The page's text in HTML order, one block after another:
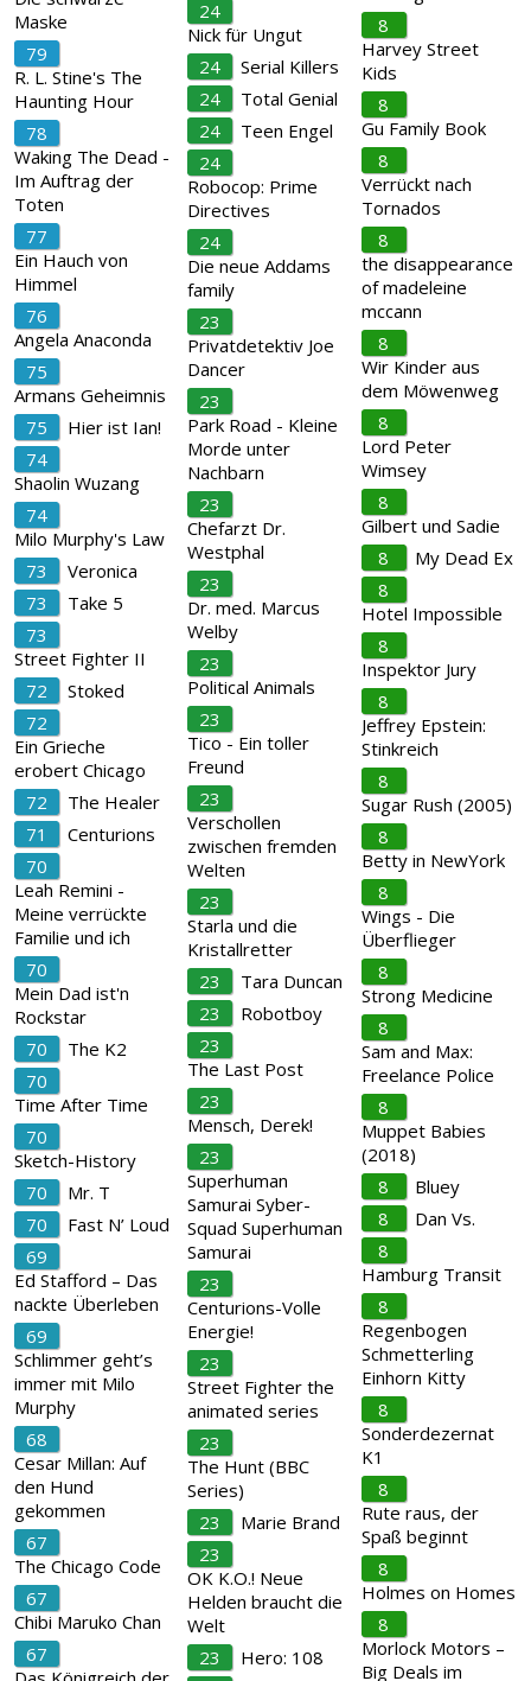
Maske
79
R. L. Stine's The
Haunting Hour
78
Waking The Dead -
Im Auftrag der
Toten
77
Ein Hauch von
Himmel
76
Angela Anaconda
75
Armans Geheimnis
75
Hier ist Ian!
74
Shaolin Wuzang
74
Milo Murphy's Law
73
Veronica
73
Take 5
73
Street Fighter II
72
Stoked
72
Ein Grieche
erobert Chicago
72
The Healer
71
Centurions
70
Leah Remini -
Meine verrückte
Familie und ich
70
Mein Dad ist'n
Rockstar
70
The K2
70
Time After Time
70
Sketch-History
70
Mr. T
70
Fast N’ Loud
69
Ed Stafford – Das
nackte Überleben
69
Schlimmer geht’s
immer mit Milo
Murphy
68
Cesar Millan: Auf
den Hund
gekommen
67
The Chicago Code
67
Chibi Maruko Chan
67
24
Nick für Ungut
24
Serial Killers
24
Total Genial
24
Teen Engel
24
Robocop: Prime
Directives
24
Die neue Addams
family
23
Privatdetektiv Joe
Dancer
23
Park Road - Kleine
Morde unter
Nachbarn
23
Chefarzt Dr.
Westphal
23
Dr. med. Marcus
Welby
23
Political Animals
23
Tico - Ein toller
Freund
23
Verschollen
zwischen fremden
Welten
23
Starla und die
Kristallretter
23
Tara Duncan
23
Robotboy
23
The Last Post
23
Mensch, Derek!
23
Superhuman
Samurai Syber-
Squad Superhuman
Samurai
23
Centurions-Volle
Energie!
23
Street Fighter the
animated series
23
The Hunt (BBC
Series)
23
Marie Brand
23
OK K.O.! Neue
Helden braucht die
Welt
23
Hero: 108
8
Harvey Street
Kids
8
Gu Family Book
8
Verrückt nach
Tornados
8
the disappearance
of madeleine
mccann
8
Wir Kinder aus
dem Möwenweg
8
Lord Peter
Wimsey
8
Gilbert und Sadie
8
My Dead Ex
8
Hotel Impossible
8
Inspektor Jury
8
Jeffrey Epstein:
Stinkreich
8
Sugar Rush (2005)
8
Betty in NewYork
8
Wings - Die
Überflieger
8
Strong Medicine
8
Sam and Max:
Freelance Police
8
Muppet Babies
(2018)
8
Bluey
8
Dan Vs.
8
Hamburg Transit
8
Regenbogen
Schmetterling
Einhorn Kitty
8
Sonderdezernat
K1
8
Rute raus, der
Spaß beginnt
8
Holmes on Homes
8
Morlock Motors –
Big Deals im